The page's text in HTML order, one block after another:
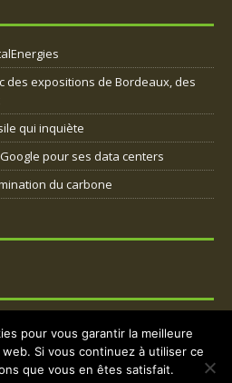
des expositions de Bordeaux, des
qui inquiète
pour ses data centers
du carbone
pour vous garantir la meilleure
Si vous continuez à utiliser ce
que vous en êtes satisfait.